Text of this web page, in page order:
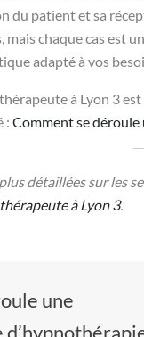
patient et sa
chaque cas est
adapté à vos
à Lyon 3
: Comment se déroule
détaillées sur les
à Lyon 3.
une